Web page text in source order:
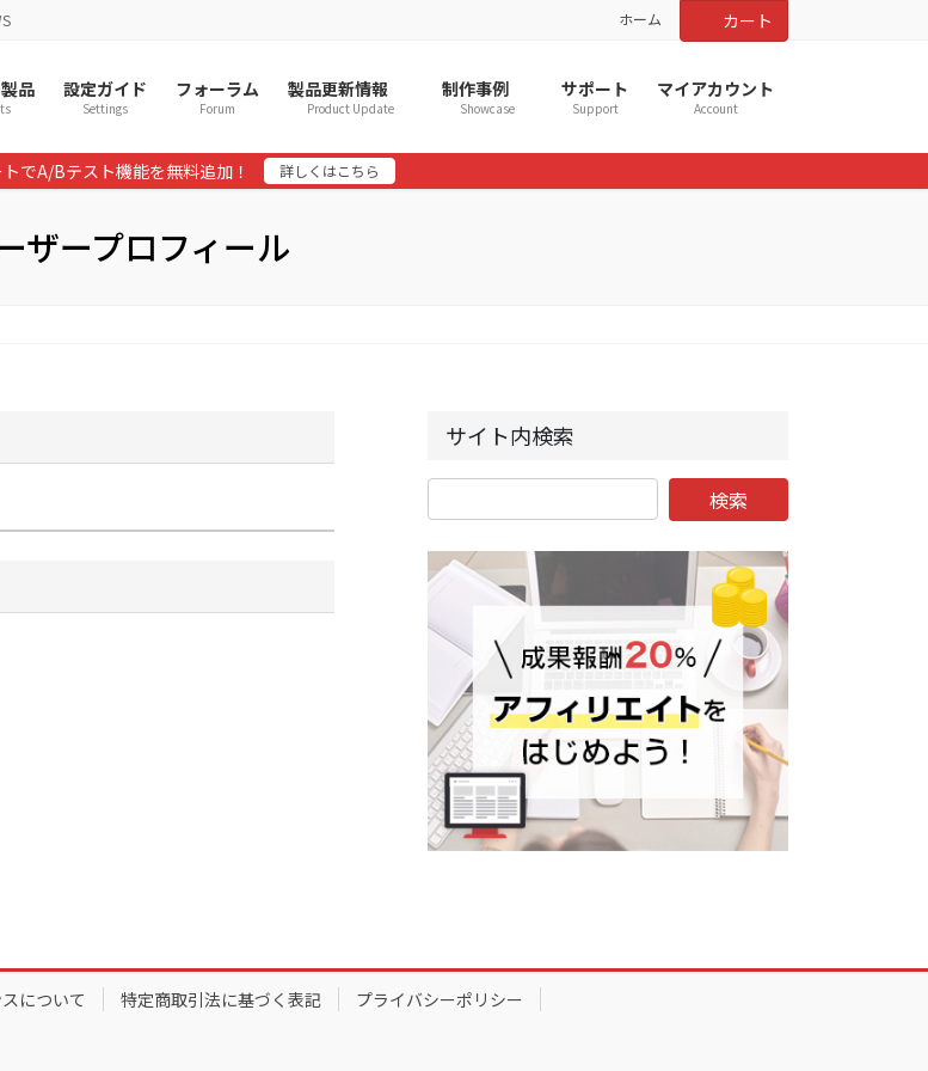
ホーム カート
品 設定ガイド
Settings
フォーラム
Forum
製品更新情報
Product Update
制作事例
Showcase
サポート
Support
マイアカウント
Account
でA/Bテスト機能を無料追加！ 詳しくはこちら
ザープロフィール
サイト内検索
について 特定商取引法に基づく表記 プライバシーポリシー